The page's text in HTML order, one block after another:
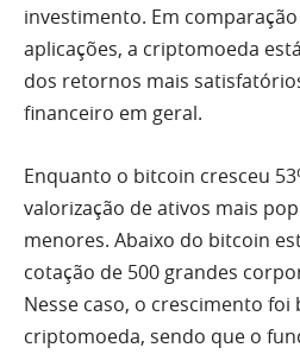
investimento. Em
aplicações, a criptomoeda
dos retornos mais
financeiro em geral.
Enquanto o bitcoin cresceu
valorização de ativos mais
menores. Abaixo do bitcoin
cotação de 500 grandes
Nesse caso, o crescimento
criptomoeda, sendo que o